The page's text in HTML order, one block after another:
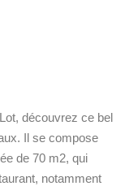
découvrez ce bel
Il se compose
de 70 m2, qui
notamment